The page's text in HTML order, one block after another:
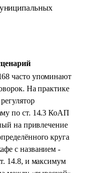
часто упоминают
На практике
по ст. 14.3 КоАП
на привлечение
круга
с названием -
14.8, и максимум